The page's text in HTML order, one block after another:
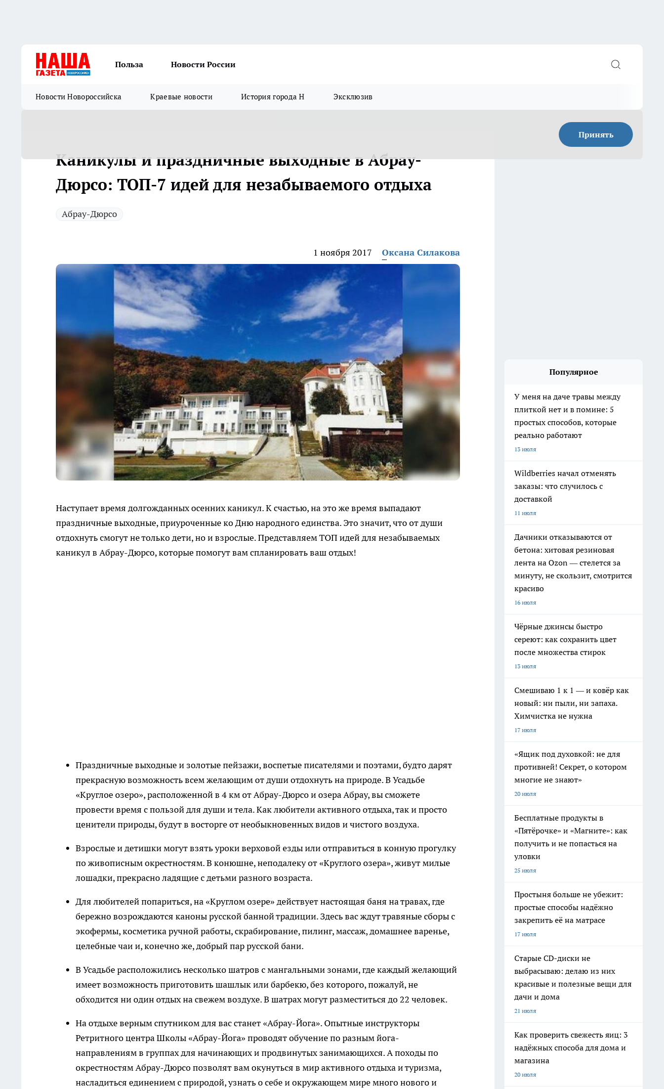
Польза Новости России
Новости Новороссийска Краевые новости История города Н Эксклюзив
Принять
Каникулы и праздничные выходные в Абрау-
Дюрсо: ТОП-7 идей для незабываемого отдыха
Абрау-Дюрсо
1 ноября 2017 Оксана Силакова
Наступает время долгожданных осенних каникул. К счастью, на это же время выпадают
праздничные выходные, приуроченные ко Дню народного единства. Это значит, что от души
отдохнуть смогут не только дети, но и взрослые. Представляем ТОП идей для незабываемых
каникул в Абрау-Дюрсо, которые помогут вам спланировать ваш отдых!
Праздничные выходные и золотые пейзажи, воспетые писателями и поэтами, будто дарят
прекрасную возможность всем желающим от души отдохнуть на природе. В Усадьбе
«Круглое озеро», расположенной в 4 км от Абрау-Дюрсо и озера Абрау, вы сможете
провести время с пользой для души и тела. Как любители активного отдыха, так и просто
ценители природы, будут в восторге от необыкновенных видов и чистого воздуха.
Взрослые и детишки могут взять уроки верховой езды или отправиться в конную прогулку
по живописным окрестностям. В конюшне, неподалеку от «Круглого озера», живут милые
лошадки, прекрасно ладящие с детьми разного возраста.
Для любителей попариться, на «Круглом озере» действует настоящая баня на травах, где
бережно возрождаются каноны русской банной традиции. Здесь вас ждут травяные сборы с
экофермы, косметика ручной работы, скрабирование, пилинг, массаж, домашнее варенье,
целебные чаи и, конечно же, добрый пар русской бани.
В Усадьбе расположились несколько шатров с мангальными зонами, где каждый желающий
имеет возможность приготовить шашлык или барбекю, без которого, пожалуй, не
обходится ни один отдых на свежем воздухе. В шатрах могут разместиться до 22 человек.
На отдыхе верным спутником для вас станет «Абрау-Йога». Опытные инструкторы
Ретритного центра Школы «Абрау-Йога» проводят обучение по разным йога-
направлениям в группах для начинающих и продвинутых занимающихся. А походы по
окрестностям Абрау-Дюрсо позволят вам окунуться в мир активного отдыха и туризма,
насладиться единением с природой, узнать о себе и окружающем мире много нового и
Популярное
У меня на даче травы между
плиткой нет и в помине: 5
простых способов, которые
реально работают
13 июля
Wildberries начал отменять
заказы: что случилось с
доставкой
11 июля
Дачники отказываются от
бетона: хитовая резиновая
лента на Ozon — стелется за
минуту, не скользит, смотрится
красиво
16 июля
Чёрные джинсы быстро
сереют: как сохранить цвет
после множества стирок
13 июля
Смешиваю 1 к 1 — и ковёр как
новый: ни пыли, ни запаха.
Химчистка не нужна
17 июля
«Ящик под духовкой: не для
противней! Секрет, о котором
многие не знают»
20 июля
Бесплатные продукты в
«Пятёрочке» и «Магните»: как
получить и не попасться на
уловки
25 июля
Простыня больше не убежит:
простые способы надёжно
закрепить её на матрасе
17 июля
Старые CD-диски не
выбрасываю: делаю из них
красивые и полезные вещи для
дачи и дома
21 июля
Как проверить свежесть яиц: 3
надёжных способа для дома и
магазина
20 июля